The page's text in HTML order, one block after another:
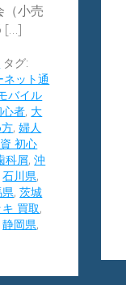
（小売
[…]
タグ:
ネット通
バイル
心者, 大
,婦人
初心
科屑,沖
石川県,
,茨城
買取,
静岡県,